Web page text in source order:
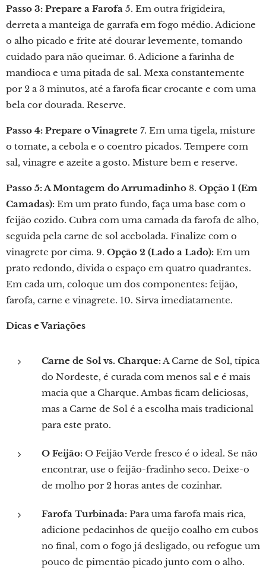
Passo 3: Prepare a Farofa 5. Em outra frigideira,
derreta a manteiga de garrafa em fogo médio. Adicione
o alho picado e frite até dourar levemente, tomando
cuidado para não queimar. 6. Adicione a farinha de
mandioca e uma pitada de sal. Mexa constantemente
por 2 a 3 minutos, até a farofa ficar crocante e com uma
bela cor dourada. Reserve.
Passo 4: Prepare o Vinagrete 7. Em uma tigela, misture
o tomate, a cebola e o coentro picados. Tempere com
sal, vinagre e azeite a gosto. Misture bem e reserve.
Passo 5: A Montagem do Arrumadinho 8. Opção 1 (Em
Camadas): Em um prato fundo, faça uma base com o
feijão cozido. Cubra com uma camada da farofa de alho,
seguida pela carne de sol acebolada. Finalize com o
vinagrete por cima. 9. Opção 2 (Lado a Lado): Em um
prato redondo, divida o espaço em quatro quadrantes.
Em cada um, coloque um dos componentes: feijão,
farofa, carne e vinagrete. 10. Sirva imediatamente.
Dicas e Variações
Carne de Sol vs. Charque:A Carne de Sol, típica
do Nordeste, é curada com menos sal e é mais
macia que a Charque. Ambas ficam deliciosas,
mas a Carne de Sol é a escolha mais tradicional
para este prato.
O Feijão: O Feijão Verde fresco é o ideal. Se não
encontrar, use o feijão-fradinho seco. Deixe-o
de molho por 2 horas antes de cozinhar.
Farofa Turbinada: Para uma farofa mais rica,
adicione pedacinhos de queijo coalho em cubos
no final, com o fogo já desligado, ou refogue um
pouco de pimentão picado junto com o alho.